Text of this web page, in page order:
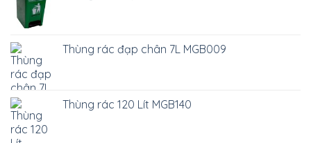
Thùng rác đạp chân 7L MGB009
Thùng rác 120 Lít MGB140